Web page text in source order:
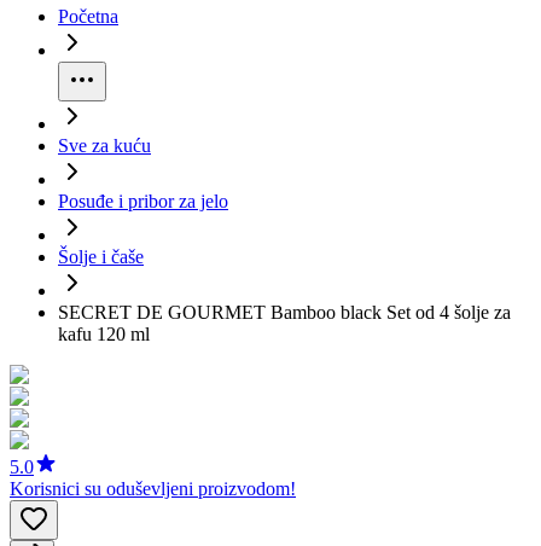
Početna
Sve za kuću
Posuđe i pribor za jelo
Šolje i čaše
SECRET DE GOURMET Bamboo black Set od 4 šolje za
kafu 120 ml
5.0
Korisnici su oduševljeni proizvodom!